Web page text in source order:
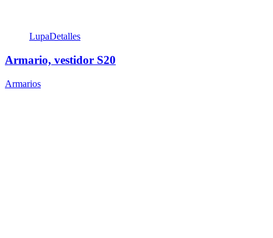
LupaDetalles
Armario, vestidor S20
Armarios